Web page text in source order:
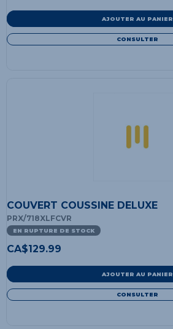
AJOUTER AU PANIER
CONSULTER
COUVERT COUSSINE DELUXE
PRX/718XLFCVR
EN RUPTURE DE STOCK
CA$129.99
AJOUTER AU PANIER
CONSULTER